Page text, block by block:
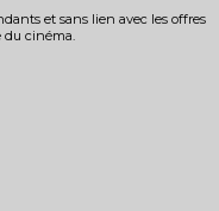
et sans lien avec les offres
du cinéma.